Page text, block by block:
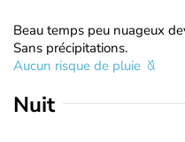
Beau temps peu nuageux
Sans précipitations.
Aucun risque de pluie
Nuit